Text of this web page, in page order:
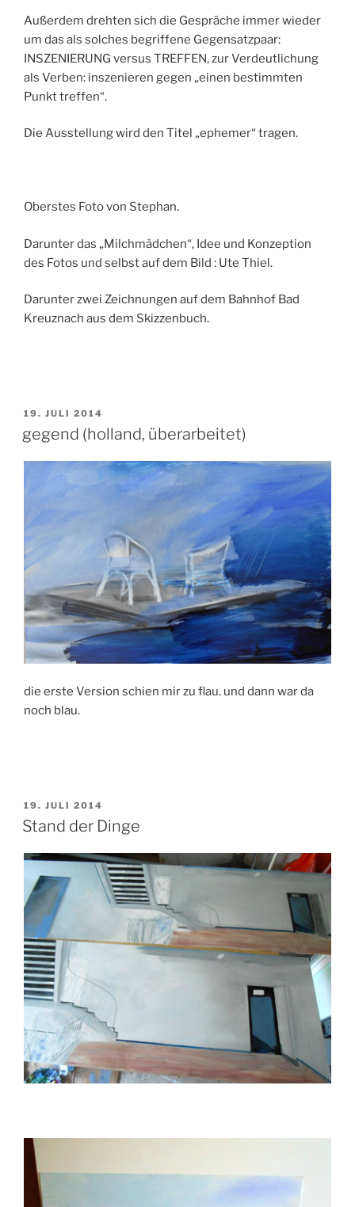
Außerdem drehten sich die Gespräche immer wieder
um das als solches begriffene Gegensatzpaar:
INSZENIERUNG versus TREFFEN, zur Verdeutlichung
als Verben: inszenieren gegen „einen bestimmten
Punkt treffen“.
Die Ausstellung wird den Titel „ephemer“ tragen.
Oberstes Foto von Stephan.
Darunter das „Milchmädchen“, Idee und Konzeption
des Fotos und selbst auf dem Bild : Ute Thiel.
Darunter zwei Zeichnungen auf dem Bahnhof Bad
Kreuznach aus dem Skizzenbuch.
VERÖFFENTLICHT
19. JULI 2014
gegend (holland, überarbeitet)
die erste Version schien mir zu flau. und dann war da
noch blau.
VERÖFFENTLICHT
AM
19. JULI 2014
Stand der Dinge